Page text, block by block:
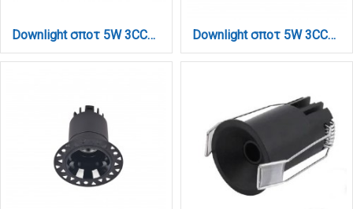
Downlight σποτ 5W 3CCT σε λευκή απόχρωση D: 4.1x6cm (X00360W) Downlight σποτ 5W 3CCT σε μαύρη απόχρωση (X00170B)